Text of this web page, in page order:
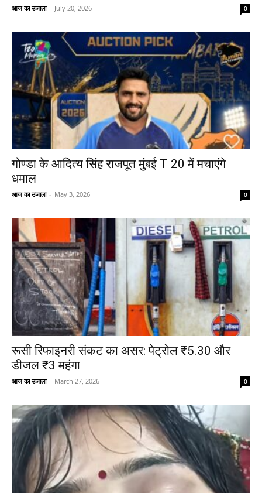
आज का उजाला - July 20, 2026 0
गोण्डा के आदित्य सिंह राजपूत मुंबई T 20 में मचाएंगे
धमाल
आज का उजाला - May 3, 2026 0
रूसी रिफाइनरी संकट का असर: पेट्रोल ₹5.30 और
डीजल ₹3 महंगा
आज का उजाला - March 27, 2026 0